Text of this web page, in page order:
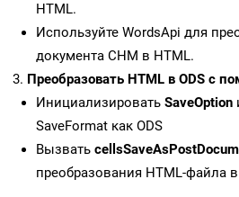
HTML.
Используйте WordsApi для
документа CHM в HTML.
Преобразовать HTML в ODS с
Инициализировать SaveOption
SaveFormat как ODS
Вызвать
преобразования HTML-файла